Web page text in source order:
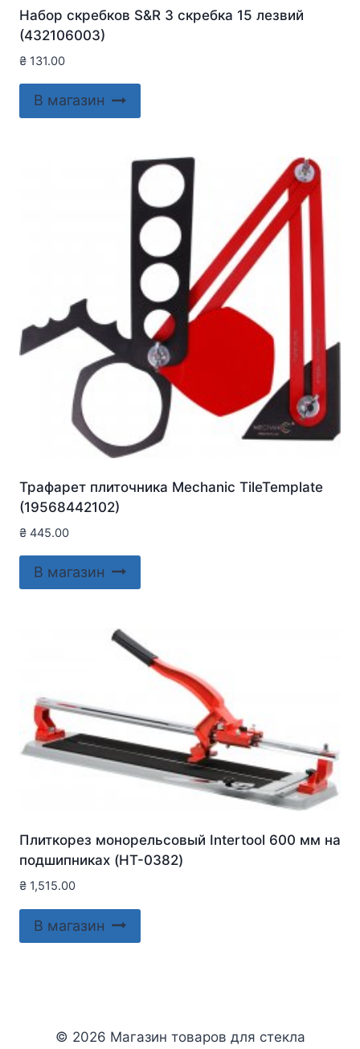
Набор скребков S&R 3 скребка 15 лезвий
(432106003)
₴ 131.00
В магазин
Трафарет плиточника Mechanic TileTemplate
(19568442102)
₴ 445.00
В магазин
Плиткорез монорельсовый Intertool 600 мм на
подшипниках (HT-0382)
₴ 1,515.00
В магазин
© 2026 Магазин товаров для стекла